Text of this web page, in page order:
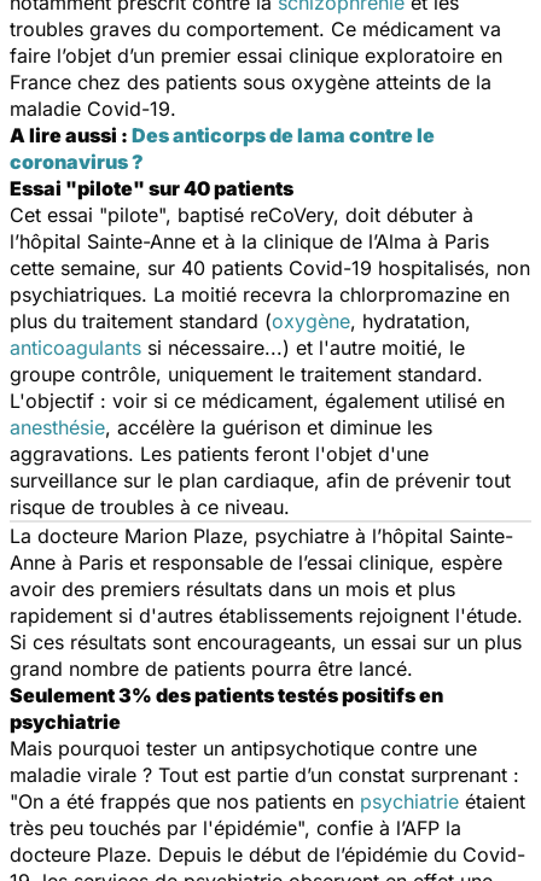
troubles graves du comportement. Ce médicament va
faire l’objet d’un premier essai clinique exploratoire en
France chez des patients sous oxygène atteints de la
maladie Covid-19.
A lire aussi : Des anticorps de lama contre le
coronavirus ?
Essai "pilote" sur 40 patients
Cet essai "pilote", baptisé reCoVery, doit débuter à
l’hôpital Sainte-Anne et à la clinique de l’Alma à Paris
cette semaine, sur 40 patients Covid-19 hospitalisés, non
psychiatriques. La moitié recevra la chlorpromazine en
plus du traitement standard (oxygène, hydratation,
anticoagulants si nécessaire...) et l'autre moitié, le
groupe contrôle, uniquement le traitement standard.
L'objectif : voir si ce médicament, également utilisé en
anesthésie, accélère la guérison et diminue les
aggravations. Les patients feront l'objet d'une
surveillance sur le plan cardiaque, afin de prévenir tout
risque de troubles à ce niveau.
La docteure Marion Plaze, psychiatre à l’hôpital Sainte-
Anne à Paris et responsable de l’essai clinique, espère
avoir des premiers résultats dans un mois et plus
rapidement si d'autres établissements rejoignent l'étude.
Si ces résultats sont encourageants, un essai sur un plus
grand nombre de patients pourra être lancé.
Seulement 3% des patients testés positifs en
psychiatrie
Mais pourquoi tester un antipsychotique contre une
maladie virale ? Tout est partie d’un constat surprenant :
"On a été frappés que nos patients en psychiatrie étaient
très peu touchés par l'épidémie", confie à l’AFP la
docteure Plaze. Depuis le début de l’épidémie du Covid-